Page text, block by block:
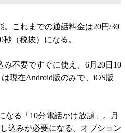
これまでの通話料金は20円/30
（税抜）になる。
不要ですぐに使え、6月20日10
現在Android版のみで、iOS版
る「10分電話かけ放題」。月
込みが必要になる。オプション